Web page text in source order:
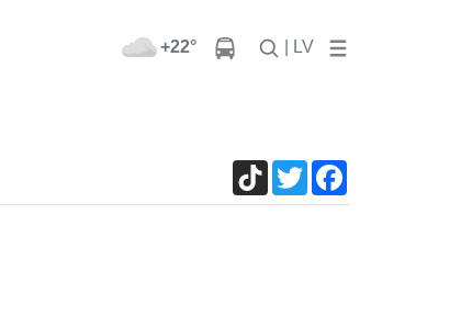
+22° | LV
TikTokTwitter